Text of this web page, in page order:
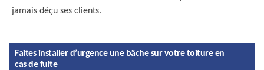
jamais déçu ses clients.
Faites installer d’urgence une bâche sur votre toiture en
cas de fuite